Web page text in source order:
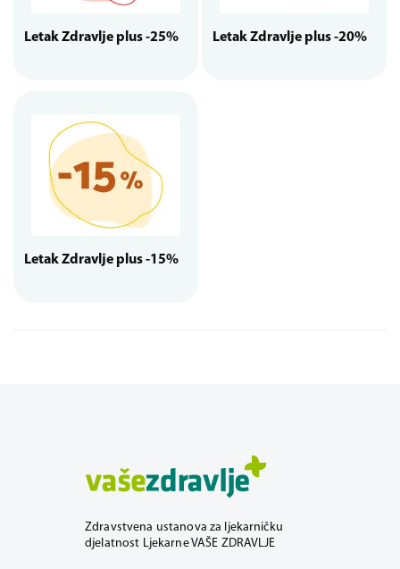
Letak Zdravlje plus -25% Letak Zdravlje plus -20%
Letak Zdravlje plus -15%
Zdravstvena ustanova za ljekarničku
djelatnost Ljekarne VAŠE ZDRAVLJE